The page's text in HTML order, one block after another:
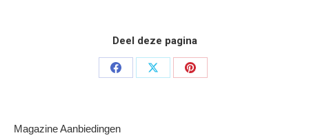
Deel deze pagina
Deel
Deel
Deel
Magazine Aanbiedingen